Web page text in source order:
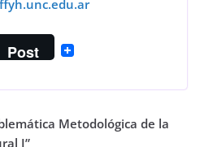
Post
Metodológica de la
I”